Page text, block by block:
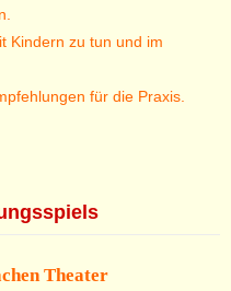
Kindern zu tun und im
für die Praxis.
Theater